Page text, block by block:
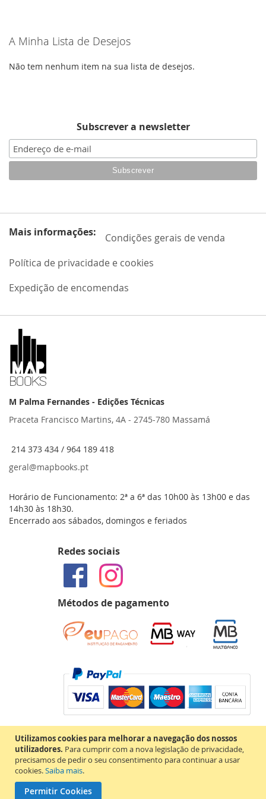
Utilizamos cookies para melhorar a navegação dos nossos
utilizadores. Para cumprir com a nova legislação de privacidade,
precisamos de pedir o seu consentimento para continuar a usar
cookies.Saiba mais.
Permitir Cookies
a
A Minha Lista de Desejos
Não tem nenhum item na sua lista de desejos.
Subscrever a newsletter
Mais informações:
Condições gerais de venda
Política de privacidade e cookies
Expedição de encomendas
M Palma Fernandes - Edições Técnicas
Praceta Francisco Martins, 4A - 2745-780 Massamá
214 373 434 / 964 189 418
geral@mapbooks.pt
Horário de Funcionamento: 2ª a 6ª das 10h00 às 13h00 e das
14h30 às 18h30.
Encerrado aos sábados, domingos e feriados
Redes sociais
Métodos de pagamento
Copyright © 2020 MAP Books. Todos os direitos reservados.